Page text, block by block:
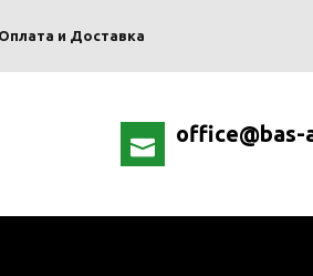
Оплата и Доставка
office@bas-